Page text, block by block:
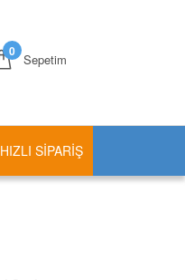
Sepetim
0
HIZLI SIPARIŞ